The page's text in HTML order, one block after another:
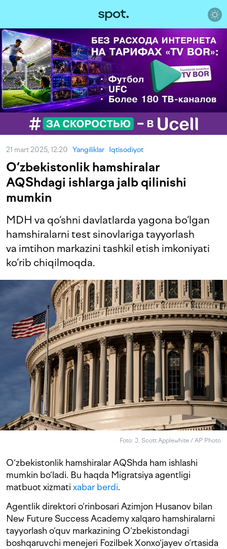
21 mart 2025, 12:20 Yangiliklar Iqtisodiyot
O‘zbekistonlik hamshiralar
AQShdagi ishlarga jalb qilinishi
mumkin
MDH va qo‘shni davlatlarda yagona bo‘lgan
hamshiralarni test sinovlariga tayyorlash
va imtihon markazini tashkil etish imkoniyati
ko‘rib chiqilmoqda.
Foto: J. Scott Applewhite / AP Photo
O‘zbekistonlik hamshiralar AQShda ham ishlashi
mumkin bo‘ladi. Bu haqda Migratsiya agentligi
matbuot xizmati xabar berdi.
Agentlik direktori o‘rinbosari Azimjon Husanov bilan
New Future Success Academy xalqaro hamshiralarni
tayyorlash o‘quv markazining O‘zbekistondagi
boshqaruvchi menejeri Fozilbek Xonxo‘jayev o‘rtasida